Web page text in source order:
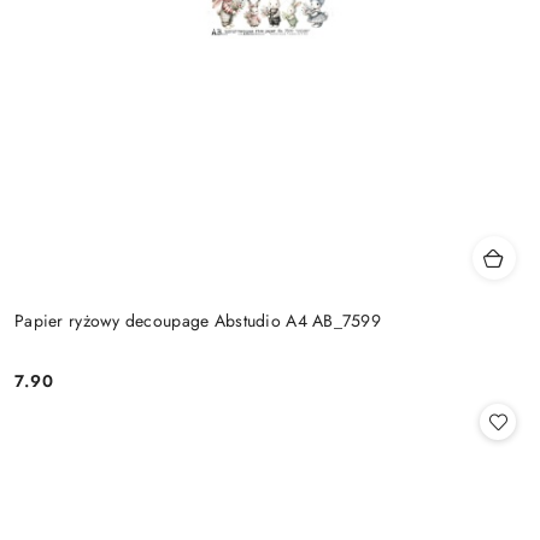
Papier ryżowy decoupage Abstudio A4 AB_7599
Cena:
7.90